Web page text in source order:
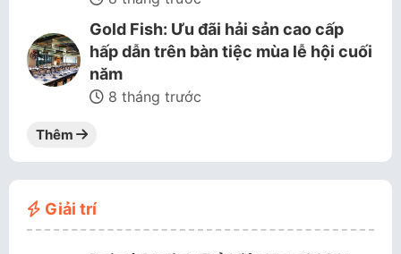
Gold Fish: Ưu đãi hải sản cao cấp
hấp dẫn trên bàn tiệc mùa lễ hội cuối
năm
8 tháng trước
Thêm
Giải trí